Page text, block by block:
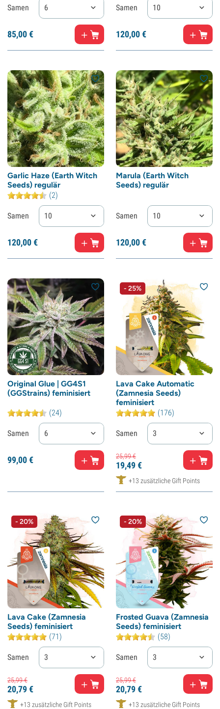
Samen 6
85,00€
Samen 10
120,00€
Garlic Haze (Earth Witch
Seeds) regulär
(2)
Samen 10
120,00€
Marula (Earth Witch
Seeds) regulär
Samen 10
120,00€
Original Glue | GG4S1
(GGStrains) feminisiert
(24)
Samen 6
99,00€
- 25%
Lava Cake Automatic
(Zamnesia Seeds)
feminisiert
(176)
Samen 3
25,99€
19,49€
+13 zusätzliche Gift Points
- 20%
Lava Cake (Zamnesia
Seeds) feminisiert
(71)
Samen 3
25,99€
20,79€
+13 zusätzliche Gift Points
- 20%
Frosted Guava (Zamnesia
Seeds) feminisiert
(58)
Samen 3
25,99€
20,79€
+13 zusätzliche Gift Points